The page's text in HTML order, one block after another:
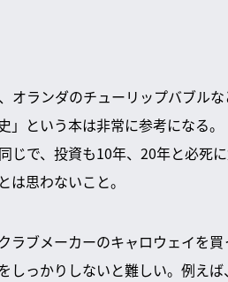
オランダのチューリップバブル
という本は非常に参考になる。
じで、投資も10年、20年と必死
は思わないこと。
ラブメーカーのキャロウェイを
しっかりしないと難しい。例え